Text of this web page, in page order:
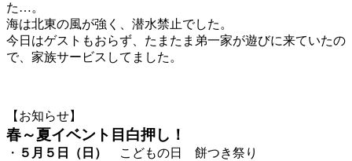
た…。
海は北東の風が強く、潜水禁止でした。
今日はゲストもおらず、たまたま弟一家が遊びに来ていたの
で、家族サービスしてました。
【お知らせ】
春～夏イベント目白押し！
・ ５月５日（日）
こどもの日 餅つき祭り